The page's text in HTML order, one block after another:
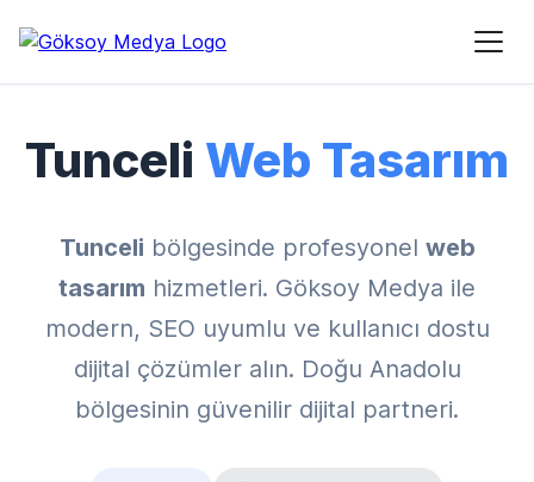
Tunceli Web Tasarım
Tunceli bölgesinde profesyonel web
tasarım hizmetleri. Göksoy Medya ile
modern, SEO uyumlu ve kullanıcı dostu
dijital çözümler alın. Doğu Anadolu
bölgesinin güvenilir dijital partneri.